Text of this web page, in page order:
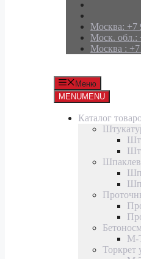
Москва: +7
Моск. обл.:
Москва :
Меню
MENUMENU
Каталог
M-
Торкрет